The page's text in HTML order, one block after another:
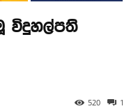
විදුහල්පති
1
520